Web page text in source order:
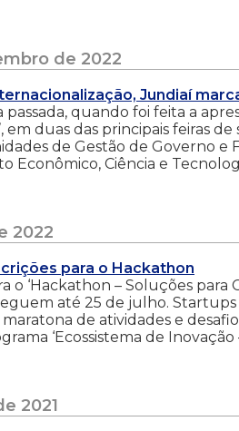
de 2022
Jundiaí
passada, quando foi feita a
em duas das principais feiras
de Gestão de Governo e
Econômico, Ciência e
2022
para o Hackathon
o ‘Hackathon – Soluções
até 25 de julho.
de atividades e
‘Ecossistema de Inovação
2021